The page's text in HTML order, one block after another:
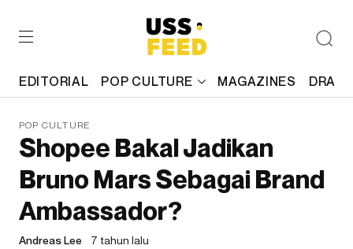
EDITORIAL POP CULTURE MAGAZINES
POP CULTURE
Shopee Bakal Jadikan
Bruno Mars Sebagai Brand
Ambassador?
Andreas Lee 7 tahun lalu